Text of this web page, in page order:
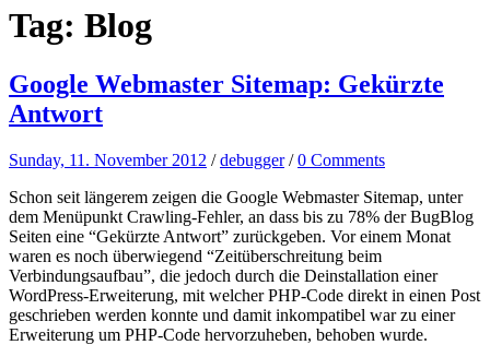
Tag: Blog
Google Webmaster Sitemap: Gekürzte
Antwort
Sunday, 11. November 2012 /debugger /0 Comments
Schon seit längerem zeigen die Google Webmaster Sitemap, unter
dem Menüpunkt Crawling-Fehler, an dass bis zu 78% der BugBlog
Seiten eine “Gekürzte Antwort” zurückgeben. Vor einem Monat
waren es noch überwiegend “Zeitüberschreitung beim
Verbindungsaufbau”, die jedoch durch die Deinstallation einer
WordPress-Erweiterung, mit welcher PHP-Code direkt in einen Post
geschrieben werden konnte und damit inkompatibel war zu einer
Erweiterung um PHP-Code hervorzuheben, behoben wurde.